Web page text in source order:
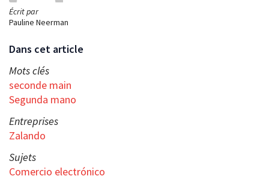
Écrit par
Pauline Neerman
Dans cet article
Mots clés
seconde main
Segunda mano
Entreprises
Zalando
Sujets
Comercio electrónico